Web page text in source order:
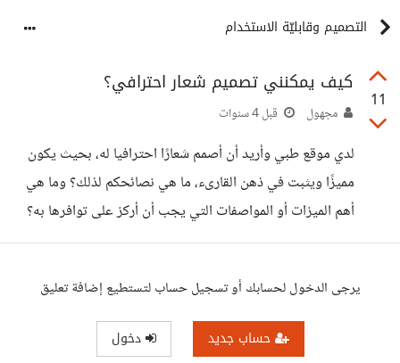
التصميم وقابليّة الاستخدام
11
كيف يمكنني تصميم شعار احترافي؟
مجهول قبل 4 سنوات
لدي موقع طبي وأريد أن أصمم شعارًا احترافيا له، بحيث يكون
مميزًا ويثبت في ذهن القارىء، ما هي نصائحكم لذلك؟ وما هي
أهم الميزات أو المواصفات التي يجب أن أركز على توافرها به؟
يرجى الدخول لحسابك أو تسجيل حساب لتستطيع إضافة تعليق
حساب جديد دخول